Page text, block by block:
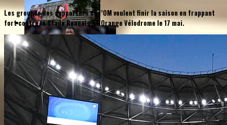
Les groupes des supporters de l’OM veulent finir la saison en frappant
fort contre le Stade Rennais à l’Orange Vélodrome le 17 mai.